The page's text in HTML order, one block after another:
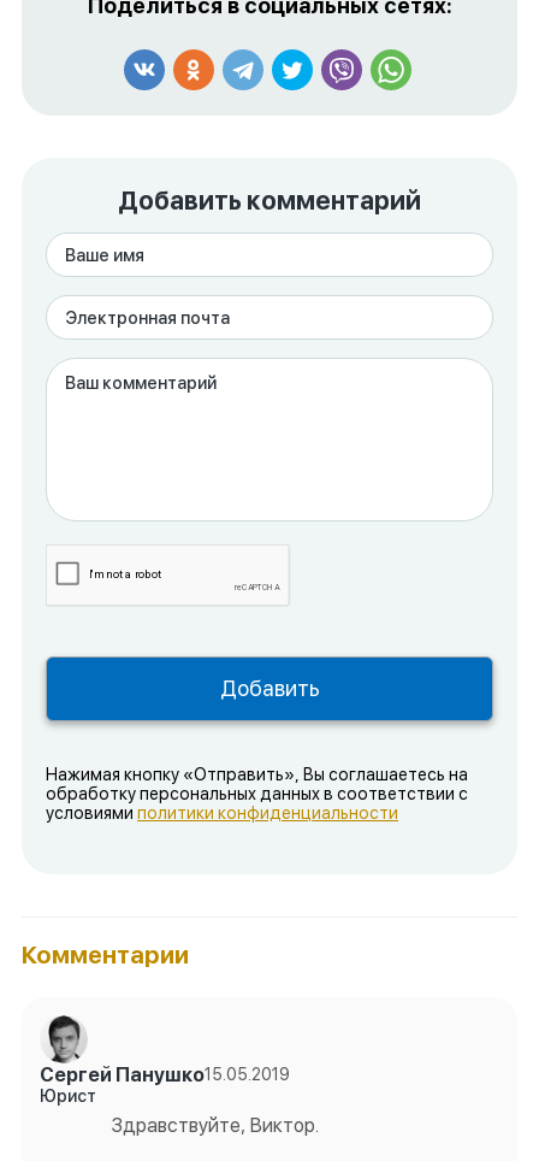
Поделиться в социальных сетях:
Добавить комментарий
Нажимая кнопку «Отправить», Вы соглашаетесь на
обработку персональных данных в соответствии с
условиями политики конфиденциальности
Комментарии
Сергей Панушко15.05.2019
Юрист
Здравствуйте, Виктор.